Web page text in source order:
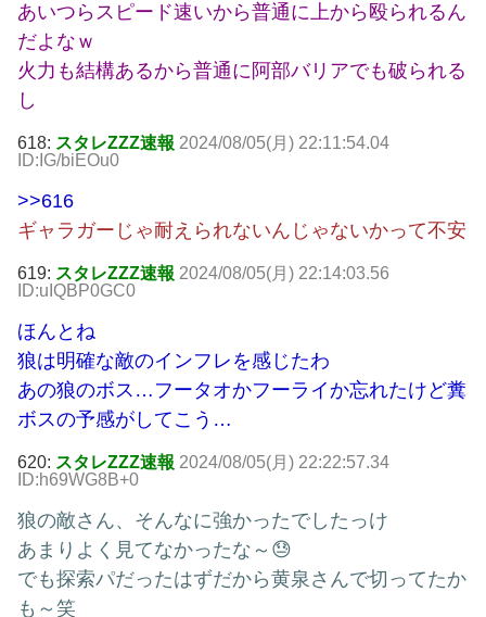
あいつらスピード速いから普通に上から殴られるん
だよなｗ
火力も結構あるから普通に阿部バリアでも破られる
し
618: スタレZZZ速報 2024/08/05(月) 22:11:54.04
ID:IG/biEOu0
>>616
ギャラガーじゃ耐えられないんじゃないかって不安
619: スタレZZZ速報 2024/08/05(月) 22:14:03.56
ID:uIQBP0GC0
ほんとね
狼は明確な敵のインフレを感じたわ
あの狼のボス…フータオかフーライか忘れたけど糞
ボスの予感がしてこう…
620: スタレZZZ速報 2024/08/05(月) 22:22:57.34
ID:h69WG8B+0
狼の敵さん、そんなに強かったでしたっけ
あまりよく見てなかったな～😓
でも探索パだったはずだから黄泉さんで切ってたか
も～笑